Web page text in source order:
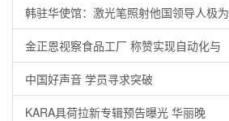
韩驻华使馆：激光笔照射他国领导人极为
金正恩视察食品工厂 称赞实现自动化与
中国好声音 学员寻求突破
KARA具荷拉新专辑预告曝光 华丽晚